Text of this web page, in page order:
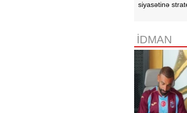
siyasətinə
İDMAN